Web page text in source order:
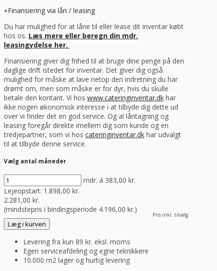
Finansiering via lån / leasing
Du har mulighed for at låne til eller lease dit inventar købt
hos os. Læs mere eller beregn din mdr.
leasingydelse her.
Finansiering giver dig frihed til at bruge dine penge på den
daglige drift istedet for inventar. Det giver dig også
mulighed for måske at lave netop den indretning du har
drømt om, men som måske er for dyr, hvis du skulle
betale den kontant. Vi hos www.cateringinventar.dk har
ikke nogen økonomisk interesse i at tilbyde dig dette ud
over vi finder det en god service. Og al låntagning og
leasing foregår direkte imellem dig som kunde og en
tredjepartner, som vi hos cateringinventar.dk har udvalgt
til at tilbyde denne service.
Vælg antal måneder
mdr. á 383,00 kr.
Lejeopstart: 1.898,00 kr.
2.281,00 kr.
(mindstepris i bindingsperiode 4.196,00 kr.)
Pris inkl. tilvalg
Læg i kurven
Levering fra kun 89 kr. eksl. moms
Egen serviceafdeling og egne teknikkere
10.000 m2 lager og hurtig levering